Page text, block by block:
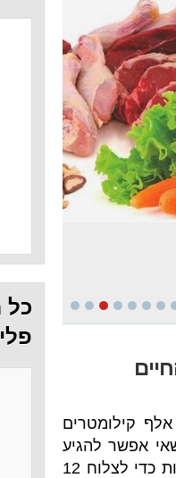
אלף קילומטרים
לשם במקרה, וצריך הרבה סבלנות ונחישות כדי לצלוח 12
כל מה